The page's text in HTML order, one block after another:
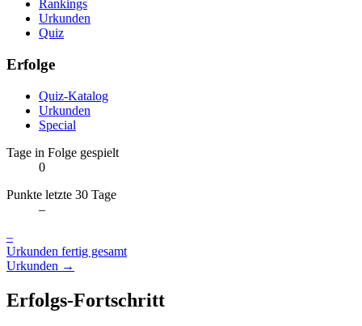
Rankings
Urkunden
Quiz
Erfolge
Quiz-Katalog
Urkunden
Special
Tage in Folge gespielt
0
Punkte letzte 30 Tage
–
–
Urkunden fertig gesamt
Urkunden →
Erfolgs-Fortschritt